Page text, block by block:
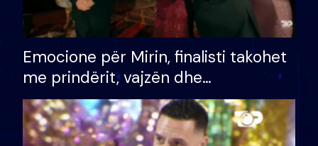
Emocione për Mirin, finalisti takohet
me prindërit, vajzën dhe
bashkëshorten: S’kemi ndonjë letër
divorci apo jo?